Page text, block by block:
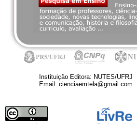
Instituição Editora: NUTES/UFRJ
Email: cienciaemtela@gmail.com